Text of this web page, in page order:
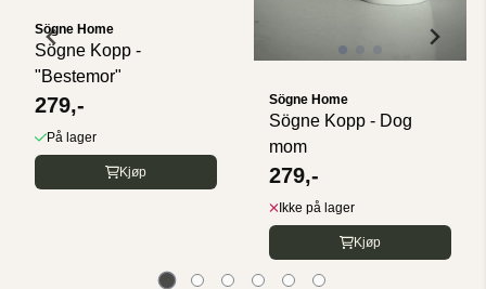
Sögne Home
Sögne Kopp -
"Bestemor"
279,-
På lager
Kjøp
Sögne Home
Sögne Kopp - Dog
mom
279,-
Ikke på lager
Kjøp